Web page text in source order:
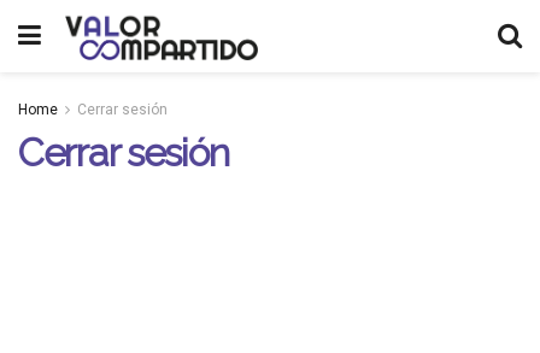
Home Cerrar sesión
Cerrar sesión